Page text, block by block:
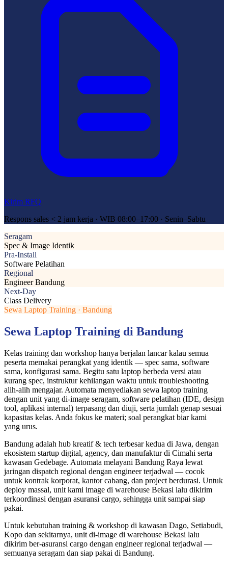
Kirim RFQ
Respons sales < 2 jam kerja · WIB 08:00–17:00 · Senin–Sabtu
Seragam
Spec & Image Identik
Pra-Install
Software Pelatihan
Regional
Engineer Bandung
Next-Day
Class Delivery
Sewa Laptop Training · Bandung
Sewa Laptop Training di Bandung
Kelas training dan workshop hanya berjalan lancar kalau semua
peserta memakai perangkat yang identik — spec sama, software
sama, konfigurasi sama. Begitu satu laptop berbeda versi atau
kurang spec, instruktur kehilangan waktu untuk troubleshooting
alih-alih mengajar. Automata menyediakan sewa laptop training
dengan unit yang di-image seragam, software pelatihan (IDE, design
tool, aplikasi internal) terpasang dan diuji, serta jumlah genap sesuai
kapasitas kelas. Anda fokus ke materi; soal perangkat biar kami
yang urus.
Bandung adalah hub kreatif & tech terbesar kedua di Jawa, dengan
ekosistem startup digital, agency, dan manufaktur di Cimahi serta
kawasan Gedebage. Automata melayani Bandung Raya lewat
jaringan dispatch regional dengan engineer terjadwal — cocok
untuk kontrak korporat, kantor cabang, dan project berdurasi. Untuk
deploy massal, unit kami image di warehouse Bekasi lalu dikirim
terkoordinasi dengan asuransi cargo, sehingga unit sampai siap
pakai.
Untuk kebutuhan training & workshop di kawasan Dago, Setiabudi,
Kopo dan sekitarnya, unit di-image di warehouse Bekasi lalu
dikirim ber-asuransi cargo dengan engineer regional terjadwal —
semuanya seragam dan siap pakai di Bandung.